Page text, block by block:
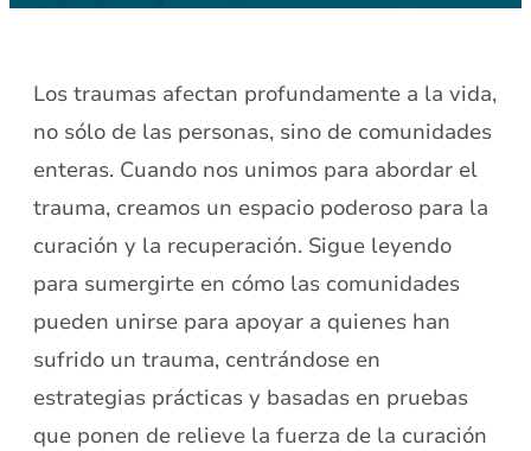
Los traumas afectan profundamente a la vida,
no sólo de las personas, sino de comunidades
enteras. Cuando nos unimos para abordar el
trauma, creamos un espacio poderoso para la
curación y la recuperación. Sigue leyendo
para sumergirte en cómo las comunidades
pueden unirse para apoyar a quienes han
sufrido un trauma, centrándose en
estrategias prácticas y basadas en pruebas
que ponen de relieve la fuerza de la curación